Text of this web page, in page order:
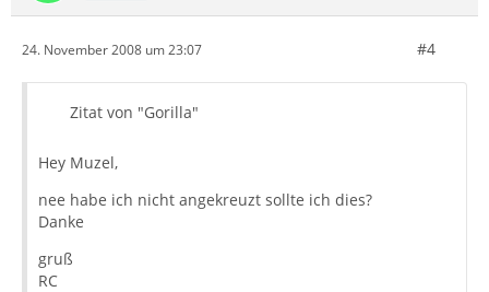
24. November 2008 um 23:07 #4
Zitat von "Gorilla"
Hey Muzel,
nee habe ich nicht angekreuzt sollte ich dies?
Danke
gruß
RC